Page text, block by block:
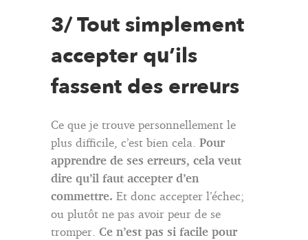
3/ Tout simplement
accepter qu’ils
fassent des erreurs
Ce que je trouve personnellement le
plus difficile, c’est bien cela. Pour
apprendre de ses erreurs, cela veut
dire qu’il faut accepter d’en
commettre. Et donc accepter l’échec;
ou plutôt ne pas avoir peur de se
tromper. Ce n’est pas si facile pour